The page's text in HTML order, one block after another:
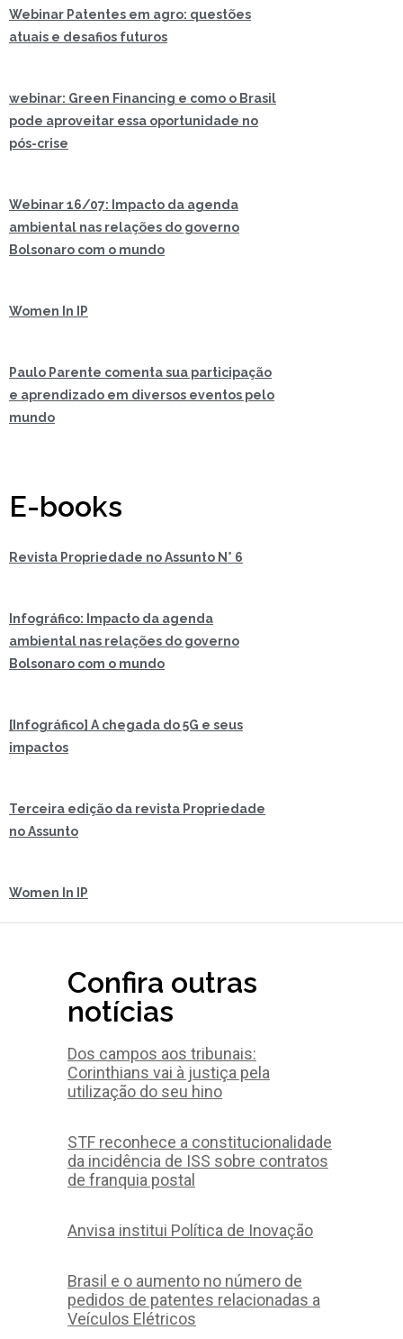
Webinar Patentes em agro: questões
atuais e desafios futuros
webinar: Green Financing e como o Brasil
pode aproveitar essa oportunidade no
pós-crise
Webinar 16/07: Impacto da agenda
ambiental nas relações do governo
Bolsonaro com o mundo
Women In IP
Paulo Parente comenta sua participação
e aprendizado em diversos eventos pelo
mundo
E-books
Revista Propriedade no Assunto N° 6
Infográfico: Impacto da agenda
ambiental nas relações do governo
Bolsonaro com o mundo
[Infográfico] A chegada do 5G e seus
impactos
Terceira edição da revista Propriedade
no Assunto
Women In IP
Confira outras
notícias
Dos campos aos tribunais:
Corinthians vai à justiça pela
utilização do seu hino
STF reconhece a constitucionalidade
da incidência de ISS sobre contratos
de franquia postal
Anvisa institui Política de Inovação
Brasil e o aumento no número de
pedidos de patentes relacionadas a
Veículos Elétricos